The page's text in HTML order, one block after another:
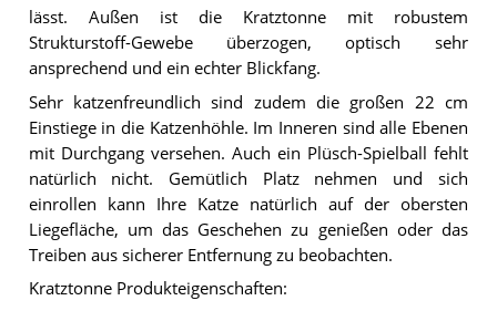
lässt. Außen ist die Kratztonne mit robustem
Strukturstoff-Gewebe überzogen, optisch sehr
ansprechend und ein echter Blickfang.
Sehr katzenfreundlich sind zudem die großen 22 cm
Einstiege in die Katzenhöhle. Im Inneren sind alle Ebenen
mit Durchgang versehen. Auch ein Plüsch-Spielball fehlt
natürlich nicht. Gemütlich Platz nehmen und sich
einrollen kann Ihre Katze natürlich auf der obersten
Liegefläche, um das Geschehen zu genießen oder das
Treiben aus sicherer Entfernung zu beobachten.
Kratztonne Produkteigenschaften: